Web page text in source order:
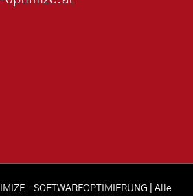
– SOFTWAREOPTIMIERUNG | Alle